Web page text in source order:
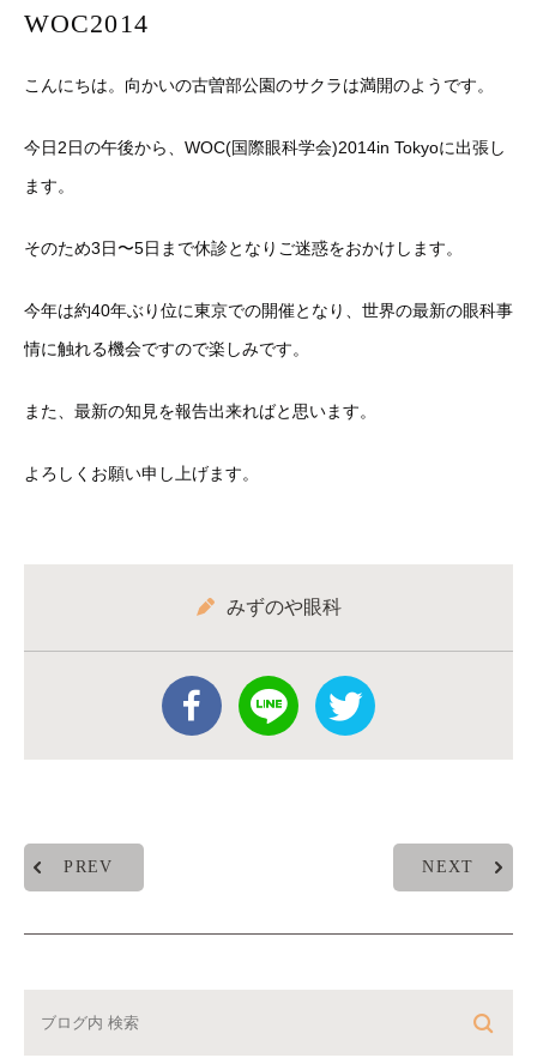
WOC2014
こんにちは。向かいの古曽部公園のサクラは満開のようです。
今日2日の午後から、WOC(国際眼科学会)2014in Tokyoに出張し
ます。
そのため3日〜5日まで休診となりご迷惑をおかけします。
今年は約40年ぶり位に東京での開催となり、世界の最新の眼科事
情に触れる機会ですので楽しみです。
また、最新の知見を報告出来ればと思います。
よろしくお願い申し上げます。
みずのや眼科
PREV NEXT